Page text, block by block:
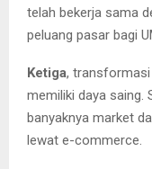
telah bekerja sama
peluang pasar bagi
Ketiga, transformasi
memiliki daya saing.
banyaknya market
lewat e-commerce.